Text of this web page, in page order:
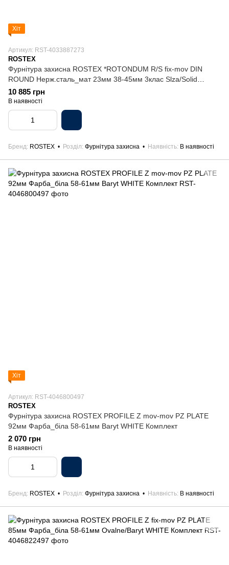
Хіт
Артикул: RST-4033887273
ROSTEX
Фурнітура захисна ROSTEX *ROTONDUM R/S fix-mov DIN
ROUND Нерж.сталь_мат 23мм 38-45мм 3клас Slza/Solid
NEREZ_MAT Комплект
10 885 грн
В наявності
Бренд ROSTEX Розділ Фурнітура захисна Наявність В наявності
Хіт
Артикул: RST-4046800497
ROSTEX
Фурнітура захисна ROSTEX PROFILE Z mov-mov PZ PLATE
92мм Фарба_біла 58-61мм Baryt WHITE Комплект
2 070 грн
В наявності
Бренд ROSTEX Розділ Фурнітура захисна Наявність В наявності